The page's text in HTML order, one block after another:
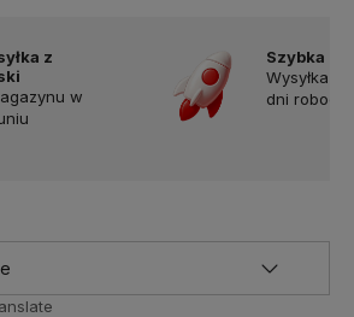
z
w
Szybka
Wysyłka w
dni